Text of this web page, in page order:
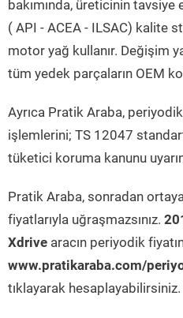
bakımında, üreticinin
( API - ACEA - ILSAC) kalite
motor yağ kullanır. Değişim
tüm yedek parçaların OEM
Ayrıca Pratik Araba,
işlemlerini; TS 12047
tüketici koruma kanunu
Pratik Araba, sonradan
fiyatlarıyla uğraşmazsınız.
Xdrive aracın periyodik
www.pratikaraba.com/
tıklayarak hesaplayabilirsiniz.